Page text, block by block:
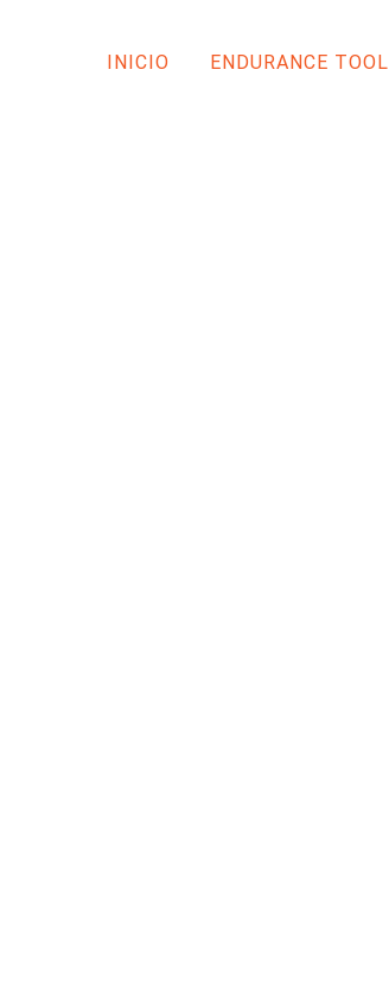
INICIO ENDURANCE TOOL